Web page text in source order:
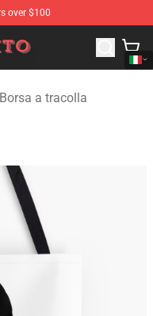
over $100
Merchandise Shop
a tracolla